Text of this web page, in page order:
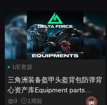
UE资源
三角洲装备盔甲头盔背包防弹背
心资产库Equipment parts
DELTA FORCE
9 1周前